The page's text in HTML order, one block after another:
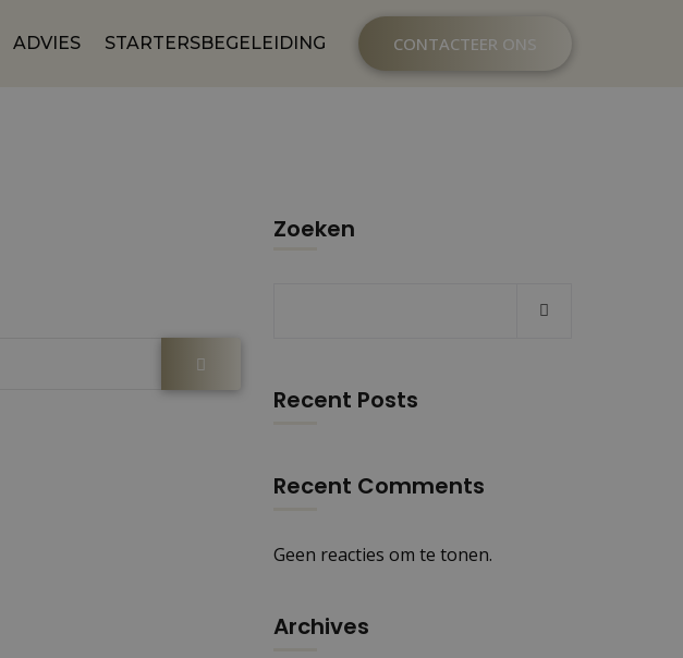
ADVIES STARTERSBEGELEIDING CONTACTEER ONS
Zoeken
Recent Posts
Recent Comments
Geen reacties om te tonen.
Archives